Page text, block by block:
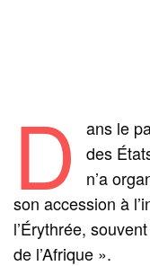
D
ans le
des
n’a
son accession à
l’Érythrée,
de l’Afrique ».